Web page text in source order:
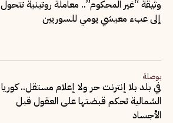
وثيقة “غير المحكوم”.. معاملة روتينية تتحول
إلى عبء معيشي يومي للسوريين
بوصلة
في بلد بلا إنترنت حر ولا إعلام مستقل.. كوريا
الشمالية تحكم قبضتها على العقول قبل
الأجساد